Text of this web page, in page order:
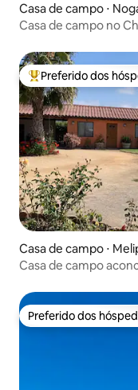
Casa de campo ⋅
Casa de campo no
Entre os melhores
Preferido dos
Casa de campo ⋅
Casa de campo
Preferido dos
Preferido dos